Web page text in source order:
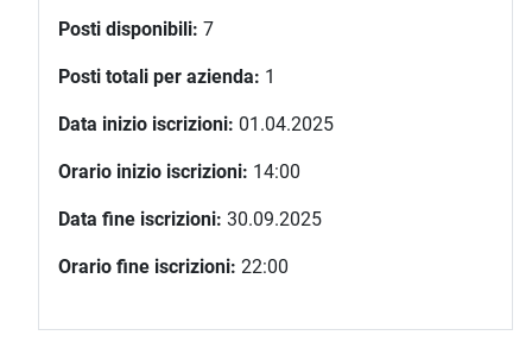
Posti disponibili: 7
Posti totali per azienda: 1
Data inizio iscrizioni: 01.04.2025
Orario inizio iscrizioni: 14:00
Data fine iscrizioni: 30.09.2025
Orario fine iscrizioni: 22:00